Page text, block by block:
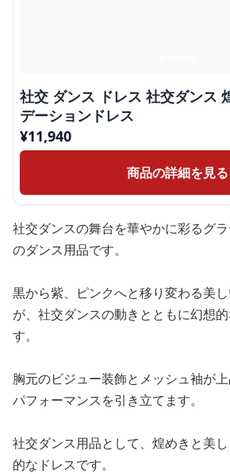
社交 ダンス ドレス 社交ダンス
デーションドレス
¥11,940
商品の詳細を見る
社交ダンスの舞台を華やかに彩るグ
のダンス用品です。
黒から紫、ピンクへと移り変わる美
が、社交ダンスの動きとともに幻想
す。
胸元のビジュー装飾とメッシュ袖が
パフォーマンスを引き立てます。
社交ダンス用品として、煌めきと美
的なドレスです。